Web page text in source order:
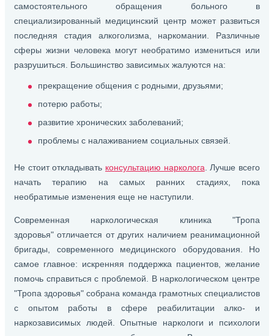
самостоятельного обращения больного в
специализированный медицинский центр может развиться
последняя стадия алкоголизма, наркомании. Различные
сферы жизни человека могут необратимо измениться или
разрушиться. Большинство зависимых жалуются на:
прекращение общения с родными, друзьями;
потерю работы;
развитие хронических заболеваний;
проблемы с налаживанием социальных связей.
Не стоит откладывать консультацию нарколога . Лучше всего
начать терапию на самых ранних стадиях, пока
необратимые изменения еще не наступили.
Современная наркологическая клиника "Тропа
здоровья" отличается от других наличием реанимационной
бригады, современного медицинского оборудования. Но
самое главное: искренняя поддержка пациентов, желание
помочь справиться с проблемой. В наркологическом центре
"Тропа здоровья" собрана команда грамотных специалистов
с опытом работы в сфере реабилитации алко- и
наркозависимых людей. Опытные наркологи и психологи